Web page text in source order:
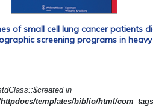
of small cell lung cancer patients
screening programs in
in
templates/biblio/html/